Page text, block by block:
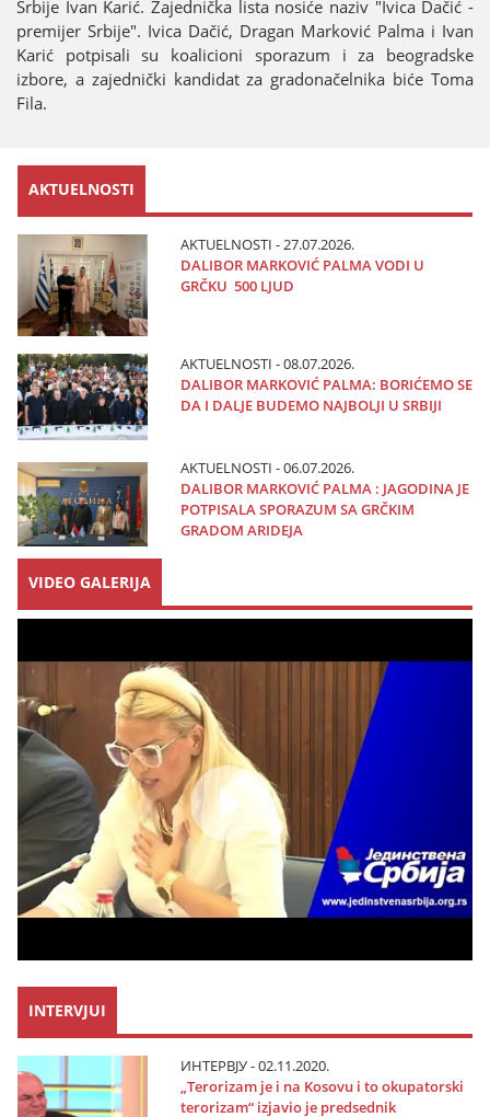
Srbiјe Ivan Karić. Zaјednička lista nosiće naziv "Ivica Dačić -
premiјer Srbiјe". Ivica Dačić, Dragan Marković Palma i Ivan
Karić potpisali su koalicioni sporazum i za beogradske
izbore, a zaјednički kandidat za gradonačelnika biće Toma
Fila.
AKTUELNOSTI
AKTUELNOSTI - 27.07.2026.
DALIBOR MARKOVIĆ PALMA VODI U
GRČKU 500 LJUD
AKTUELNOSTI - 08.07.2026.
DALIBOR MARKOVIĆ PALMA: BORIĆEMO SE
DA I DALJE BUDEMO NAJBOLJI U SRBIJI
AKTUELNOSTI - 06.07.2026.
DALIBOR MARKOVIĆ PALMA : JAGODINA JE
POTPISALA SPORAZUM SA GRČKIM
GRADOM ARIDEJA
VIDEO GALERIJA
INTERVJUI
ИНТЕРВЈУ - 02.11.2020.
„Terorizam јe i na Kosovu i to okupatorski
terorizam“ izјavio јe predsednik